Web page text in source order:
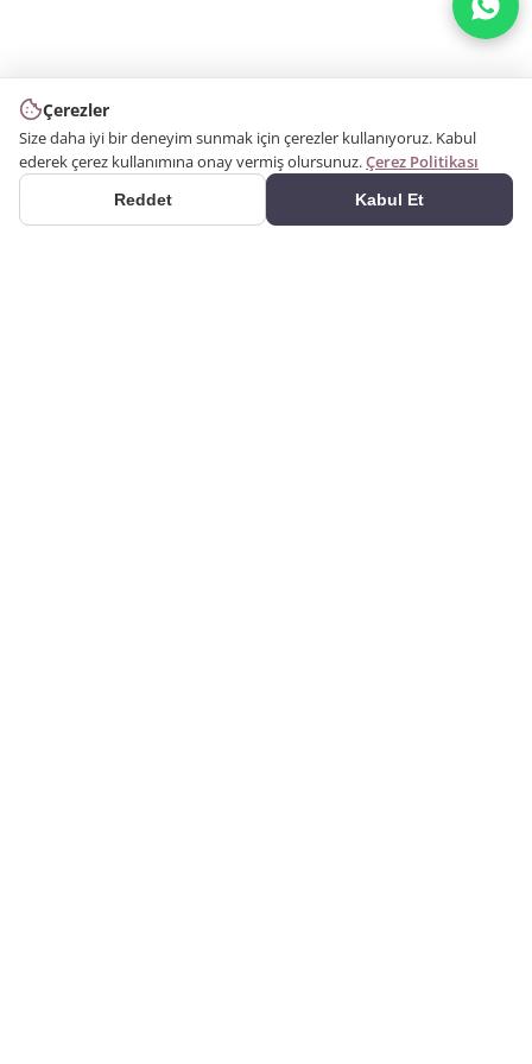
Çerezler
Size daha iyi bir deneyim sunmak için çerezler kullanıyoruz. Kabul
ederek çerez kullanımına onay vermiş olursunuz.Çerez Politikası
Reddet Kabul Et